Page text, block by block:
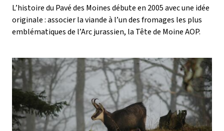
L’histoire du Pavé des Moines débute en 2005 avec une idée
originale : associer la viande à l’un des fromages les plus
emblématiques de l’Arc jurassien, la Tête de Moine AOP.